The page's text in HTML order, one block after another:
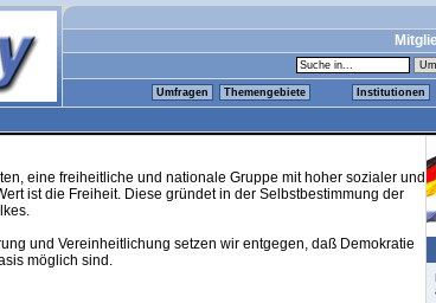
Umfragen Themengebiete Institutionen
eine freiheitliche und nationale Gruppe mit hoher sozialer und
ist die Freiheit. Diese gründet in der Selbstbestimmung der
und Vereinheitlichung setzen wir entgegen, daß Demokratie
möglich sind.